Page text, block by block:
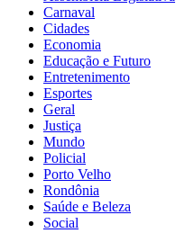
Carnaval
Cidades
Economia
Educação e Futuro
Entretenimento
Esportes
Geral
Justiça
Mundo
Policial
Porto Velho
Rondônia
Saúde e Beleza
Social